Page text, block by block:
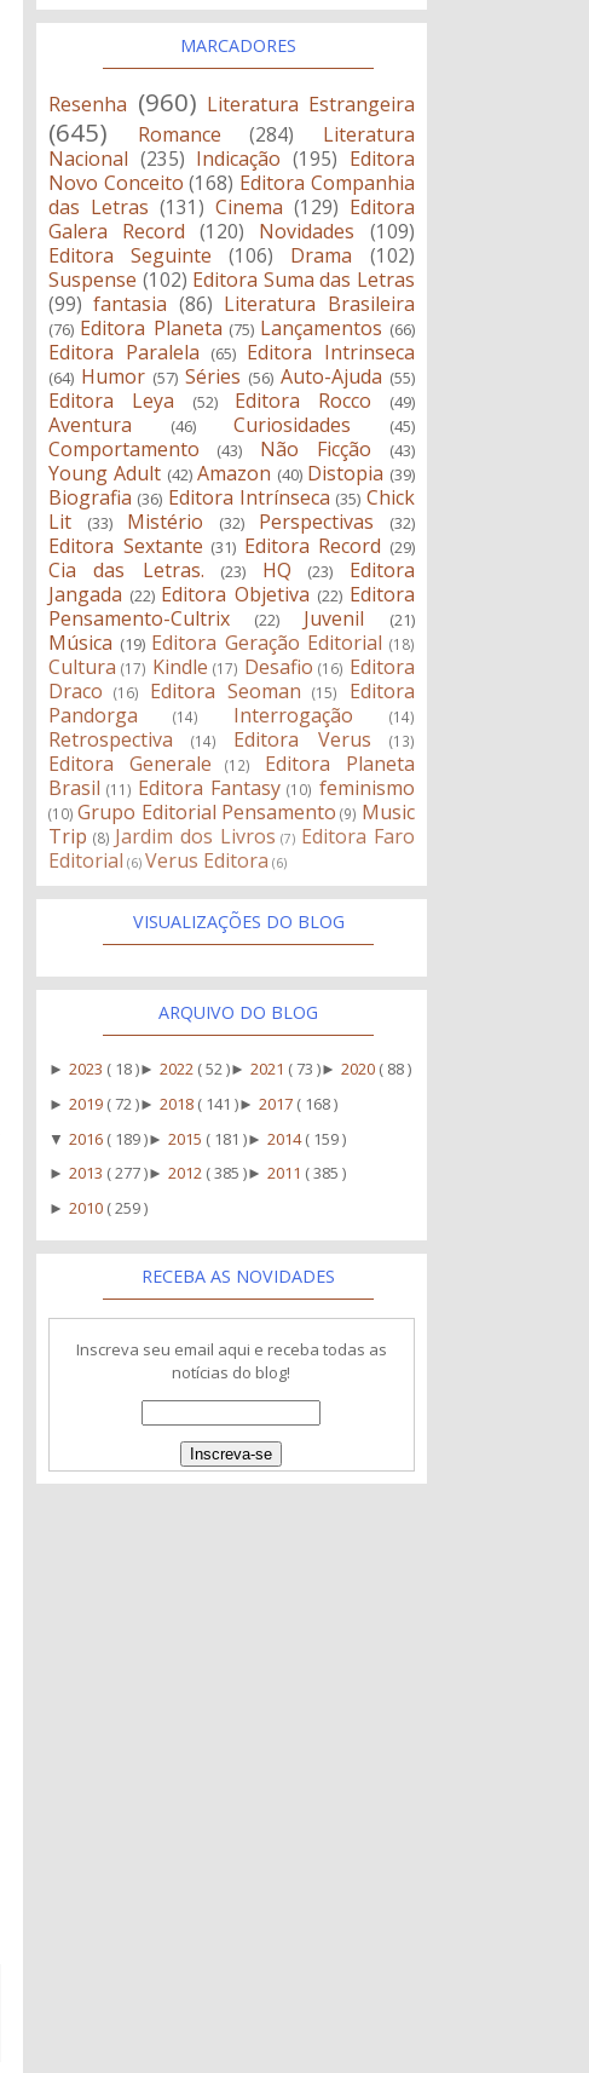
MARCADORES
Resenha (960) Literatura Estrangeira
(645) Romance (284)
Literatura
Nacional (235) Indicação (195) Editora
Novo Conceito (168) Editora Companhia
das Letras (131) Cinema (129) Editora
Galera Record
(120) Novidades
(109)
Editora Seguinte
(106) Drama
(102)
Suspense (102) Editora Suma das Letras
(99) fantasia (86) Literatura Brasileira
(76) Editora Planeta (75) Lançamentos (66)
Editora Paralela (65) Editora Intrinseca
(64) Humor (57) Séries (56) Auto-Ajuda (55)
Editora Leya (52) Editora Rocco (49)
Aventura (46) Curiosidades (45)
Comportamento (43) Não Ficção (43)
Young Adult (42) Amazon (40) Distopia (39)
Biografia (36) Editora Intrínseca (35) Chick
Lit
(33) Mistério (32) Perspectivas (32)
Editora Sextante (31) Editora Record (29)
Cia das Letras. (23) HQ (23)
Editora
Jangada (22) Editora Objetiva (22) Editora
Pensamento-Cultrix
(22) Juvenil (21)
Música (19) Editora Geração Editorial (18)
Cultura (17) Kindle (17) Desafio (16) Editora
Draco
(16) Editora Seoman (15)
Editora
Pandorga
(14) Interrogação (14)
Retrospectiva (14) Editora Verus (13)
Editora Generale (12)
Editora Planeta
Brasil (11) Editora Fantasy (10) feminismo
(10) Grupo Editorial Pensamento (9) Music
Trip (8) Jardim dos Livros (7) Editora Faro
Editorial (6) Verus Editora (6)
VISUALIZAÇÕES DO BLOG
ARQUIVO DO BLOG
►2023 ( 18 )►2022 ( 52 )►2021 ( 73 )►2020 ( 88 )
►2019 ( 72 )►2018 ( 141 )►2017 ( 168 )
▼2016 ( 189 )►2015 ( 181 )►2014( 159 )
►2013 ( 277 )►2012 ( 385 )►2011 ( 385 )
►2010 ( 259 )
RECEBA AS NOVIDADES
Inscreva seu email aqui e receba todas as
notícias do blog!